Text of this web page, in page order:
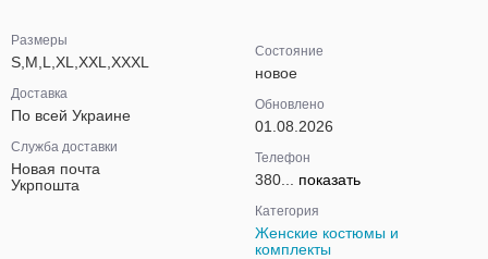
Размеры
S,M,L,XL,XXL,XXXL
Доставка
По всей Украине
Служба доставки
Новая почта
Укрпошта
Состояние
новое
Обновлено
01.08.2026
Телефон
380... показать
Категория
Женские костюмы и
комплекты